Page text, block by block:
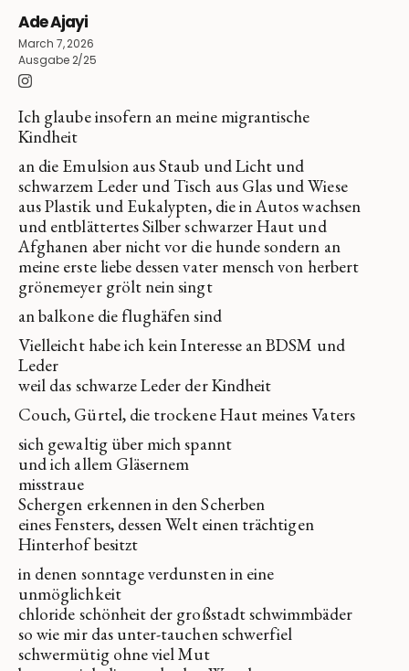
Ade Ajayi
March 7, 2026
Ausgabe 2/25
Ich glaube insofern an meine migrantische
Kindheit
an die Emulsion aus Staub und Licht und
schwarzem Leder und Tisch aus Glas und Wiese
aus Plastik und Eukalypten, die in Autos wachsen
und entblättertes Silber schwarzer Haut und
Afghanen aber nicht vor die hunde sondern an
meine erste liebe dessen vater mensch von herbert
grönemeyer grölt nein singt
an balkone die flughäfen sind
Vielleicht habe ich kein Interesse an BDSM und
Leder
weil das schwarze Leder der Kindheit
Couch, Gürtel, die trockene Haut meines Vaters
sich gewaltig über mich spannt
und ich allem Gläsernem
misstraue
Schergen erkennen in den Scherben
eines Fensters, dessen Welt einen trächtigen
Hinterhof besitzt
in denen sonntage verdunsten in eine
unmöglichkeit
chloride schönheit der großstadt schwimmbäder
so wie mir das unter-tauchen schwerfiel
schwermütig ohne viel Mut